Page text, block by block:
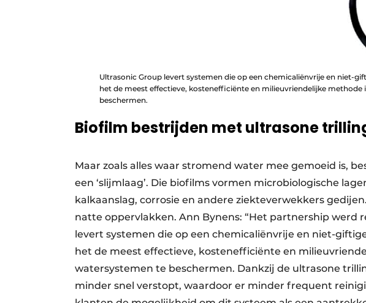
Ultrasonic Group levert systemen die op een chemicaliënvrije en niet-
het de meest effectieve, kostenefficiënte en milieuvriendelijke
beschermen.
Biofilm bestrijden met ultrasone
Maar zoals alles waar stromend water mee gemoeid is,
een ‘slijmlaag’. Die biofilms vormen microbiologische
kalkaanslag, corrosie en andere ziekteverwekkers
natte oppervlakken. Ann Bynens: “Het partnership werd
levert systemen die op een chemicaliënvrije en niet-
het de meest effectieve, kostenefficiënte en
watersystemen te beschermen. Dankzij de ultrasone
minder snel verstopt, waardoor er minder frequent